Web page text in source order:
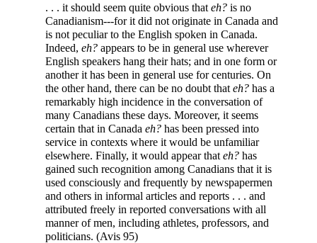
. . . it should seem quite obvious that eh? is no
Canadianism---for it did not originate in Canada and
is not peculiar to the English spoken in Canada.
Indeed, eh? appears to be in general use wherever
English speakers hang their hats; and in one form or
another it has been in general use for centuries. On
the other hand, there can be no doubt that eh? has a
remarkably high incidence in the conversation of
many Canadians these days. Moreover, it seems
certain that in Canada eh? has been pressed into
service in contexts where it would be unfamiliar
elsewhere. Finally, it would appear that eh? has
gained such recognition among Canadians that it is
used consciously and frequently by newspapermen
and others in informal articles and reports . . . and
attributed freely in reported conversations with all
manner of men, including athletes, professors, and
politicians. (Avis 95)